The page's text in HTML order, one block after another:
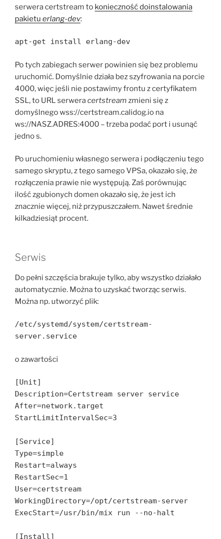
serwera certstream to konieczność doinstalowania
pakietu erlang-dev:
apt-get install erlang-dev
Po tych zabiegach serwer powinien się bez problemu
uruchomić. Domyślnie działa bez szyfrowania na porcie
4000, więc jeśli nie postawimy frontu z certyfikatem
SSL, to URL serweracertstream zmieni się z
domyślnego wss://certstream.calidog.io na
ws://NASZ.ADRES:4000 – trzeba podać port i usunąć
jedno s.
Po uruchomieniu własnego serwera i podłączeniu tego
samego skryptu, z tego samego VPSa, okazało się, że
rozłączenia prawie nie występują. Zaś porównując
ilość zgubionych domen okazało się, że jest ich
znacznie więcej, niż przypuszczałem. Nawet średnie
kilkadziesiąt procent.
Serwis
Do pełni szczęścia brakuje tylko, aby wszystko działało
automatycznie. Można to uzyskać tworząc serwis.
Można np. utworzyć plik:
/etc/systemd/system/certstream-
server.service
o zawartości
[Unit]
Description=Certstream server service
After=network.target
StartLimitIntervalSec=3
[Service]
Type=simple
Restart=always
RestartSec=1
User=certstream
WorkingDirectory=/opt/certstream-server
ExecStart=/usr/bin/mix run --no-halt
[Install]